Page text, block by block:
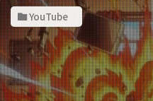
YouTube